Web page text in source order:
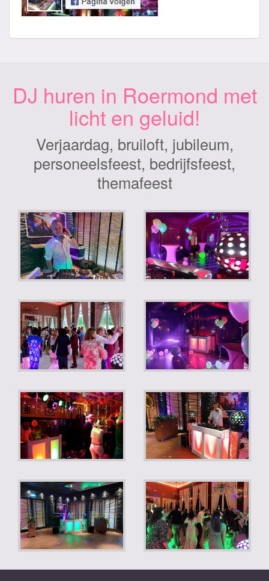
DJ huren in Roermond met
licht en geluid!
Verjaardag, bruiloft, jubileum,
personeelsfeest, bedrijfsfeest,
themafeest